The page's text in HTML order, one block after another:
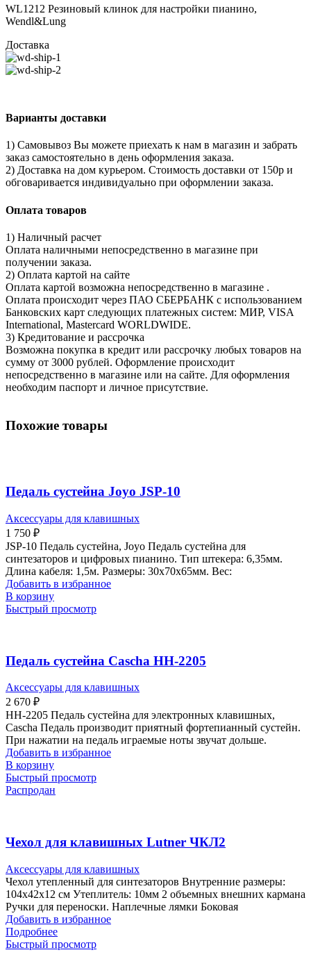
WL1212 Резиновый клинок для настройки пианино,
Wendl&Lung
Доставка
Варианты доставки
1) Самовывоз Вы можете приехать к нам в магазин и забрать
заказ самостоятельно в день оформления заказа.
2) Доставка на дом курьером. Стоимость доставки от 150р и
обговаривается индивидуально при оформлении заказа.
Оплата товаров
1) Наличный расчет
Оплата наличными непосредственно в магазине при
получении заказа.
2) Оплата картой на сайте
Оплата картой возможна непосредственно в магазине .
Оплата происходит через ПАО СБЕРБАНК с использованием
Банковских карт следующих платежных систем: МИР, VISA
International, Mastercard WORLDWIDE.
3) Кредитование и рассрочка
Возможна покупка в кредит или рассрочку любых товаров на
сумму от 3000 рублей. Оформление происходит
непосредственно в магазине или на сайте. Для оформления
необходим паспорт и личное присутствие.
Похожие товары
Педаль сустейна Joyo JSP-10
Аксессуары для клавишных
1 750 ₽
JSP-10 Педаль сустейна, Joyo Педаль сустейна для
синтезаторов и цифровых пианино. Тип штекера: 6,35мм.
Длина кабеля: 1,5м. Размеры: 30х70х65мм. Вес:
Добавить в избранное
В корзину
Быстрый просмотр
Педаль сустейна Cascha HH-2205
Аксессуары для клавишных
2 670 ₽
HH-2205 Педаль сустейна для электронных клавишных,
Cascha Педаль производит приятный фортепианный сустейн.
При нажатии на педаль играемые ноты звучат дольше.
Добавить в избранное
В корзину
Быстрый просмотр
Распродан
Чехол для клавишных Lutner ЧКЛ2
Аксессуары для клавишных
Чехол утепленный для синтезаторов Внутренние размеры:
104х42х12 см Утеплитель: 10мм 2 объемных внешних кармана
Ручки для переноски. Наплечные лямки Боковая
Добавить в избранное
Подробнее
Быстрый просмотр